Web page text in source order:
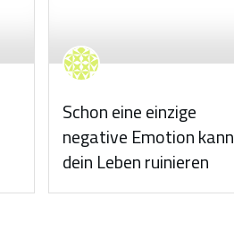
Schon eine einzige
negative Emotion kann
dein Leben ruinieren